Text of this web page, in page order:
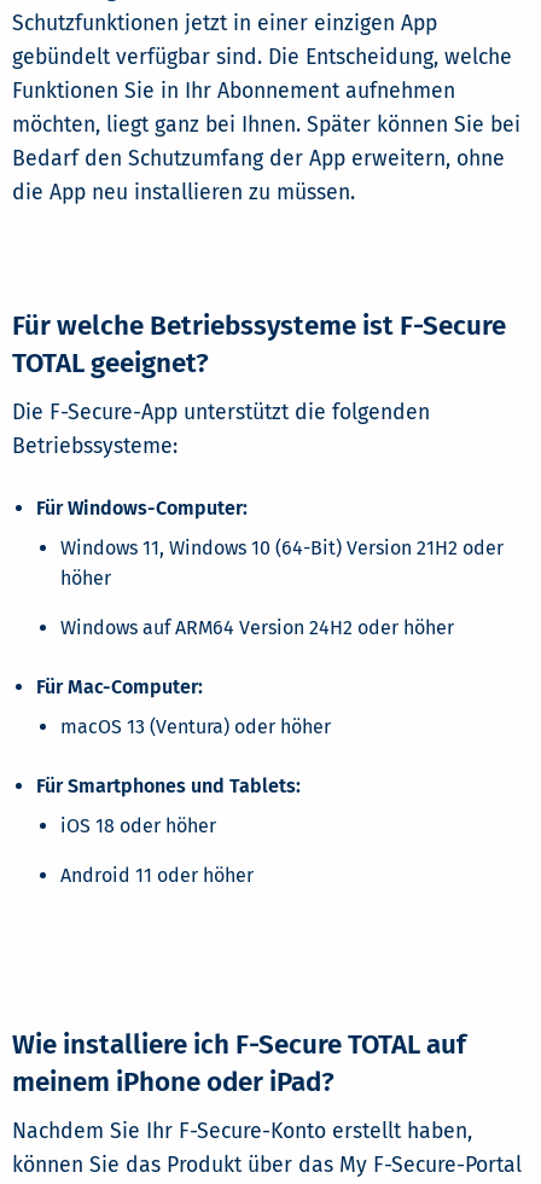
Schutzfunktionen jetzt in einer einzigen App
gebündelt verfügbar sind. Die Entscheidung, welche
Funktionen Sie in Ihr Abonnement aufnehmen
möchten, liegt ganz bei Ihnen. Später können Sie bei
Bedarf den Schutzumfang der App erweitern, ohne
die App neu installieren zu müssen.
Für welche Betriebssysteme ist F-Secure
TOTAL geeignet?
Die F-Secure-App unterstützt die folgenden
Betriebssysteme:
Für Windows-Computer:
Windows 11, Windows 10 (64-Bit) Version 21H2 oder
höher
Windows auf ARM64 Version 24H2 oder höher
Für Mac-Computer:
macOS 13 (Ventura) oder höher
Für Smartphones und Tablets:
iOS 18 oder höher
Android 11 oder höher
Wie installiere ich F-Secure TOTAL auf
meinem iPhone oder iPad?
Nachdem Sie Ihr F-Secure-Konto erstellt haben,
können Sie das Produkt über das My F-Secure-Portal